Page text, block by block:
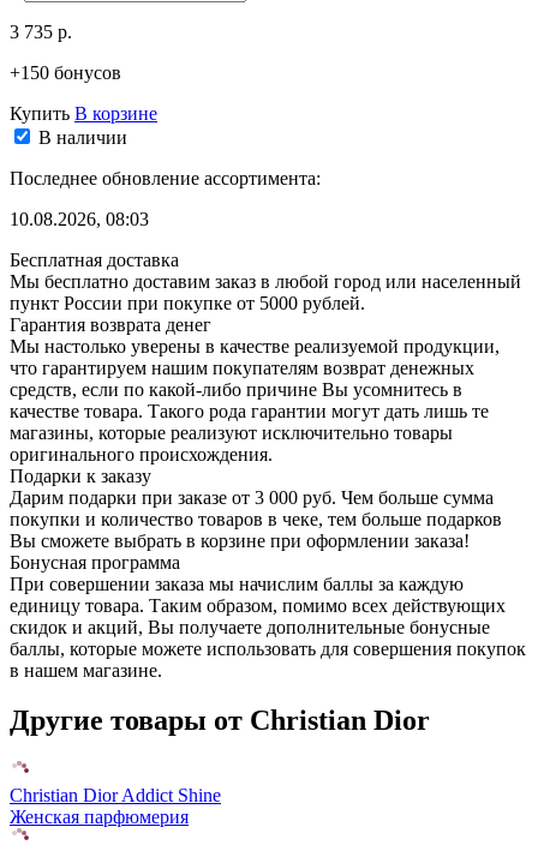
3 735 р.
+150 бонусов
Купить В корзине
В наличии
Последнее обновление ассортимента:
10.08.2026, 08:03
Бесплатная доставка
Мы бесплатно доставим заказ в любой город или населенный
пункт России при покупке от 5000 рублей.
Гарантия возврата денег
Мы настолько уверены в качестве реализуемой продукции,
что гарантируем нашим покупателям возврат денежных
средств, если по какой-либо причине Вы усомнитесь в
качестве товара. Такого рода гарантии могут дать лишь те
магазины, которые реализуют исключительно товары
оригинального происхождения.
Подарки к заказу
Дарим подарки при заказе от 3 000 руб. Чем больше сумма
покупки и количество товаров в чеке, тем больше подарков
Вы сможете выбрать в корзине при оформлении заказа!
Бонусная программа
При совершении заказа мы начислим баллы за каждую
единицу товара. Таким образом, помимо всех действующих
скидок и акций, Вы получаете дополнительные бонусные
баллы, которые можете использовать для совершения покупок
в нашем магазине.
Другие товары от Christian Dior
Christian Dior Addict Shine
Женская парфюмерия